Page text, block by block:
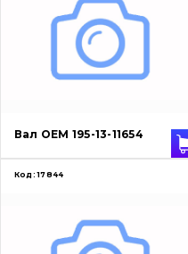
Каталог
Ходова частина
Болти, гайки і елементи
Вал OEM 195-13-11654
Код: 17844